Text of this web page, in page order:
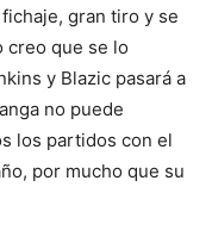
gran tiro y se
creo que se lo
y Blazic pasará a
no puede
los partidos con el
por mucho que su